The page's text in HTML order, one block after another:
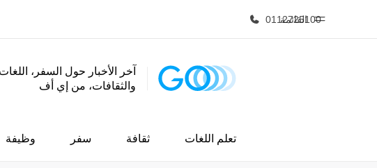
القائمة
0112725100
الصفحة الرئيسية برامج
آخر الأخبار حول السفر، اللغات
والثقافات، من إي أف
تعلم اللغات ثقافة سفر وظيفة